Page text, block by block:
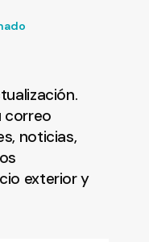
correo
noticias,
exterior y